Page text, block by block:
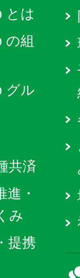
とは
の組
グル
共済
・
み
提携